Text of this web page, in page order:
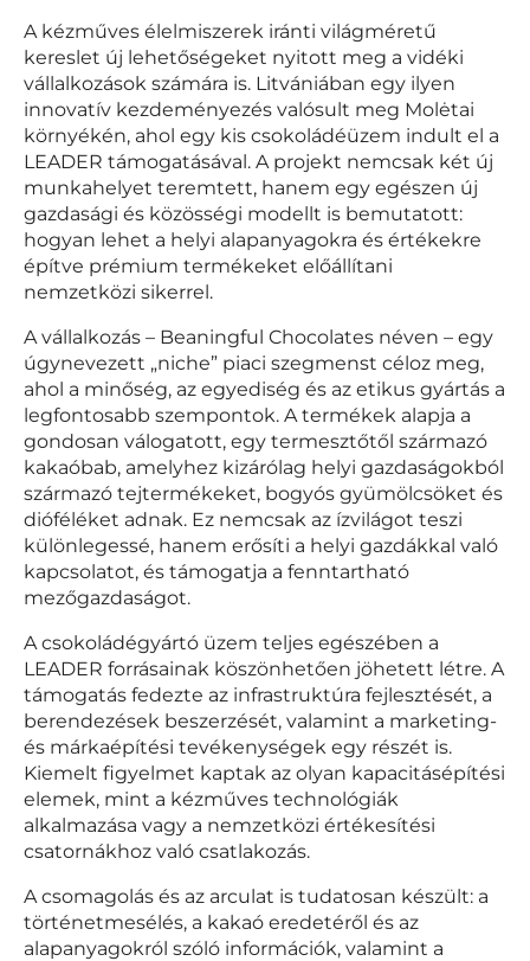
A kézműves élelmiszerek iránti világméretű
kereslet új lehetőségeket nyitott meg a vidéki
vállalkozások számára is. Litvániában egy ilyen
innovatív kezdeményezés valósult meg Molėtai
környékén, ahol egy kis csokoládéüzem indult el a
LEADER támogatásával. A projekt nemcsak két új
munkahelyet teremtett, hanem egy egészen új
gazdasági és közösségi modellt is bemutatott:
hogyan lehet a helyi alapanyagokra és értékekre
építve prémium termékeket előállítani
nemzetközi sikerrel.
A vállalkozás – Beaningful Chocolates néven – egy
úgynevezett „niche” piaci szegmenst céloz meg,
ahol a minőség, az egyediség és az etikus gyártás a
legfontosabb szempontok. A termékek alapja a
gondosan válogatott, egy termesztőtől származó
kakaóbab, amelyhez kizárólag helyi gazdaságokból
származó tejtermékeket, bogyós gyümölcsöket és
dióféléket adnak. Ez nemcsak az ízvilágot teszi
különlegessé, hanem erősíti a helyi gazdákkal való
kapcsolatot, és támogatja a fenntartható
mezőgazdaságot.
A csokoládégyártó üzem teljes egészében a
LEADER forrásainak köszönhetően jöhetett létre. A
támogatás fedezte az infrastruktúra fejlesztését, a
berendezések beszerzését, valamint a marketing-
és márkaépítési tevékenységek egy részét is.
Kiemelt figyelmet kaptak az olyan kapacitásépítési
elemek, mint a kézműves technológiák
alkalmazása vagy a nemzetközi értékesítési
csatornákhoz való csatlakozás.
A csomagolás és az arculat is tudatosan készült: a
történetmesélés, a kakaó eredetéről és az
alapanyagokról szóló információk, valamint a